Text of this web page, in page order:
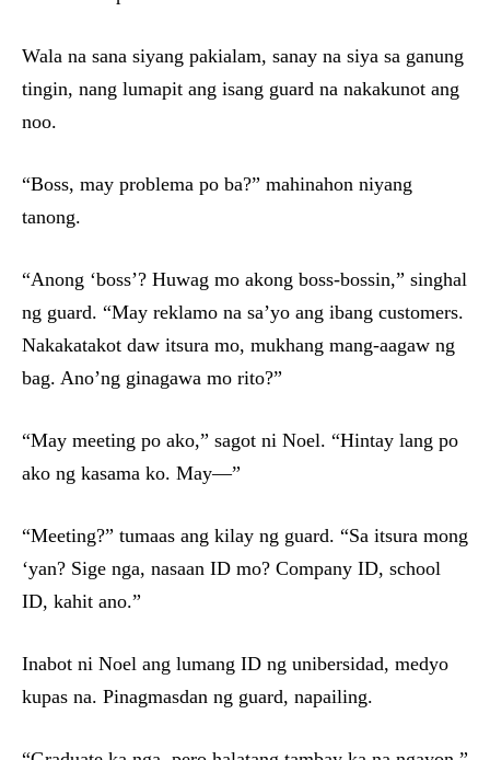
Wala na sana siyang pakialam, sanay na siya sa ganung
tingin, nang lumapit ang isang guard na nakakunot ang
noo.
“Boss, may problema po ba?” mahinahon niyang
tanong.
“Anong ‘boss’? Huwag mo akong boss-bossin,” singhal
ng guard. “May reklamo na sa’yo ang ibang customers.
Nakakatakot daw itsura mo, mukhang mang-aagaw ng
bag. Ano’ng ginagawa mo rito?”
“May meeting po ako,” sagot ni Noel. “Hintay lang po
ako ng kasama ko. May—”
“Meeting?” tumaas ang kilay ng guard. “Sa itsura mong
‘yan? Sige nga, nasaan ID mo? Company ID, school
ID, kahit ano.”
Inabot ni Noel ang lumang ID ng unibersidad, medyo
kupas na. Pinagmasdan ng guard, napailing.